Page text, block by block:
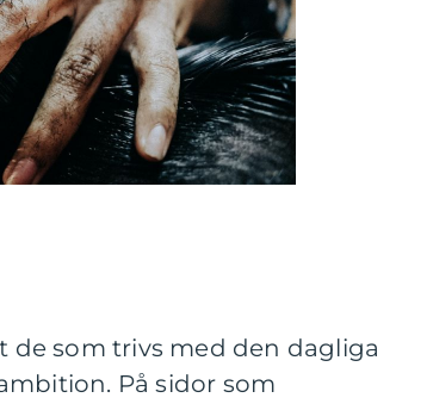
de som trivs med den dagliga
På sidor som